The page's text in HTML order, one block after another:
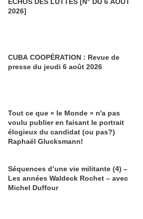
2026]
CUBA COOPÉRATION : Revue de
presse du jeudi 6 août 2026
Tout ce que « le Monde » n'a pas
voulu publier en faisant le portrait
élogieux du candidat (ou pas?)
Raphaël Glucksmann!
Séquences d’une vie militante (4) –
Les années Waldeck Rochet – avec
Michel Duffour